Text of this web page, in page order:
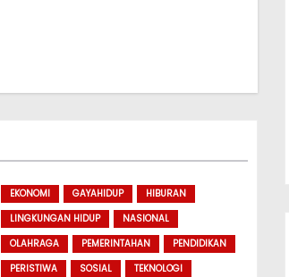
EKONOMI GAYAHIDUP
HIBURAN
LINGKUNGAN HIDUP
NASIONAL
OLAHRAGA
PEMERINTAHAN
PENDIDIKAN
PERISTIWA
SOSIAL TEKNOLOGI